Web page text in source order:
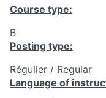
Course type:
B
Posting type:
Régulier / Regular
Language of